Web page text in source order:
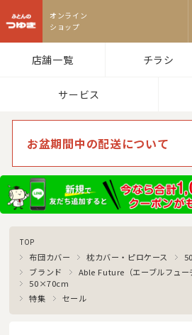
店舗一覧 チラシ
サービス
お盆期間中の配送について
TOP
布団カバー 枕カバー・ピロケース
ブランド
Able Future（エーブルフュー
50×70cm
特集
セール